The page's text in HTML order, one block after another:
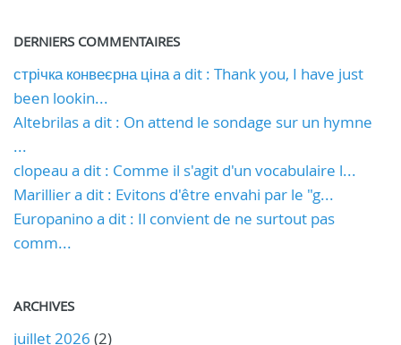
DERNIERS COMMENTAIRES
стрічка конвеєрна ціна a dit : Thank you, I have just
been lookin...
Altebrilas a dit : On attend le sondage sur un hymne
...
clopeau a dit : Comme il s'agit d'un vocabulaire l...
Marillier a dit : Evitons d'être envahi par le "g...
Europanino a dit : Il convient de ne surtout pas
comm...
ARCHIVES
juillet 2026 (2)